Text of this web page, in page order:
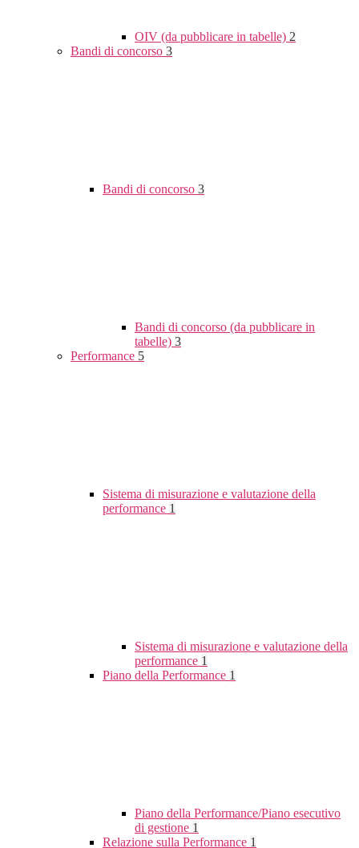
OIV (da pubblicare in tabelle) 2
Bandi di concorso 3
Bandi di concorso 3
Bandi di concorso (da pubblicare in
tabelle) 3
Performance 5
Sistema di misurazione e valutazione della
performance 1
Sistema di misurazione e valutazione della
performance 1
Piano della Performance 1
Piano della Performance/Piano esecutivo
di gestione 1
Relazione sulla Performance 1